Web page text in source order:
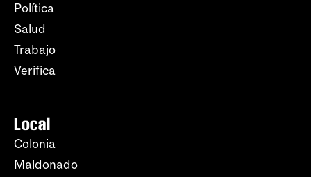
Política
Salud
Trabajo
Verifica
Local
Colonia
Maldonado